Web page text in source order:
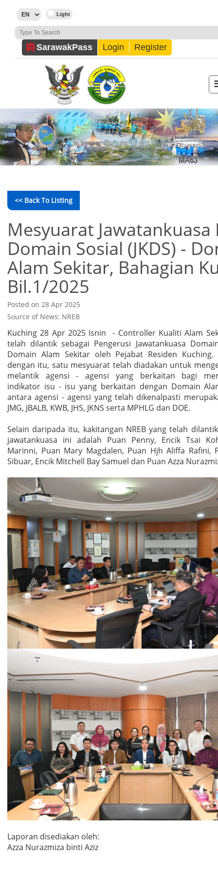
SarawakPass Login Register
<< Back To Listing
Mesyuarat Jawatankuasa
Domain Sosial (JKDS) -
Alam Sekitar, Bahagian
Bil.1/2025
Posted on 28 Apr 2025
Source of News: NREB
Kuching 28 Apr 2025 Isnin - Controller Kualiti Alam
telah dilantik sebagai Pengerusi Jawatankuasa
Domain Alam Sekitar oleh Pejabat Residen Kuching.
dengan itu, satu mesyuarat telah diadakan untuk
melantik agensi - agensi yang berkaitan bagi
indikator isu - isu yang berkaitan dengan Domain
antara agensi - agensi yang telah dikenalpasti
JMG, JBALB, KWB, JHS, JKNS serta MPHLG dan DOE.
Selain daripada itu, kakitangan NREB yang telah
jawatankuasa ini adalah Puan Penny, Encik Tsai
Marinni, Puan Mary Magdalen, Puan Hjh Aliffa Rafini,
Sibuar, Encik Mitchell Bay Samuel dan Puan Azza
Laporan disediakan oleh:
Azza Nurazmiza binti Aziz